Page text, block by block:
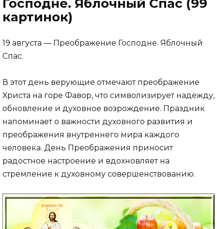
Господне. Яблочный Спас (99
картинок)
19 августа — Преображение Господне. Яблочный
Спас.
В этот день верующие отмечают преображение
Христа на горе Фавор, что символизирует надежду,
обновление и духовное возрождение. Праздник
напоминает о важности духовного развития и
преображения внутреннего мира каждого
человека. День Преображения приносит
радостное настроение и вдохновляет на
стремление к духовному совершенствованию.